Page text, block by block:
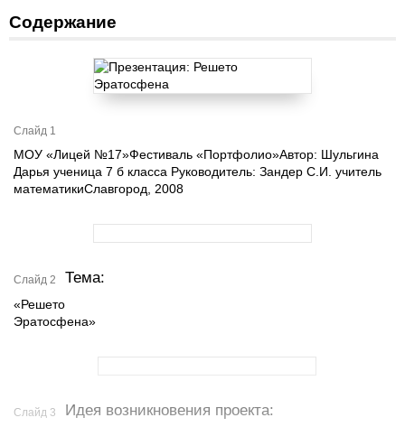
Содержание
Слайд 1
МОУ «Лицей №17»Фестиваль «Портфолио»Автор: Шульгина
Дарья ученица 7 б класса Руководитель: Зандер С.И. учитель
математикиСлавгород, 2008
Слайд 2 Тема:
«Решето
Эратосфена»
Слайд 3 Идея возникновения проекта: